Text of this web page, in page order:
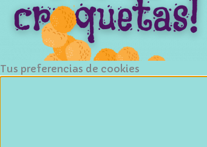
Tus preferencias de cookies